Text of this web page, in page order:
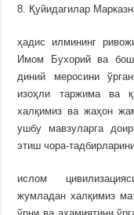
8. Қуйидагилар
ҳадис илмининг
Имом Бухорий ва
диний меросини
изоҳли таржима ва
халқимиз ва жаҳон
ушбу мавзуларга
этиш чора-
ислом
жумладан халқимиз